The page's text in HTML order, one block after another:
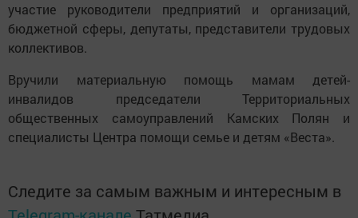
участие руководители предприятий и организаций,
бюджетной сферы, депутаты, представители трудовых
коллективов.
Вручили материальную помощь мамам детей-
инвалидов председатели Территориальных
общественных самоуправлений Камских Полян и
специалисты Центра помощи семье и детям «Веста».
Следите за самым важным и интересным в